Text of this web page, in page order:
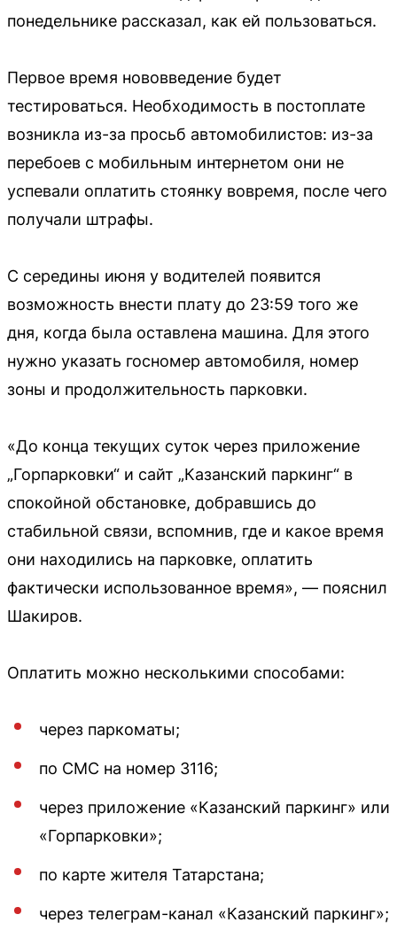
понедельнике рассказал, как ей пользоваться.
Первое время нововведение будет
тестироваться. Необходимость в постоплате
возникла из-за просьб автомобилистов: из-за
перебоев с мобильным интернетом они не
успевали оплатить стоянку вовремя, после чего
получали штрафы.
С середины июня у водителей появится
возможность внести плату до 23:59 того же
дня, когда была оставлена машина. Для этого
нужно указать госномер автомобиля, номер
зоны и продолжительность парковки.
«До конца текущих суток через приложение
„Горпарковки“ и сайт „Казанский паркинг“ в
спокойной обстановке, добравшись до
стабильной связи, вспомнив, где и какое время
они находились на парковке, оплатить
фактически использованное время», — пояснил
Шакиров.
Оплатить можно несколькими способами:
через паркоматы;
по СМС на номер 3116;
через приложение «Казанский паркинг» или
«Горпарковки»;
по карте жителя Татарстана;
через телеграм-канал «Казанский паркинг»;